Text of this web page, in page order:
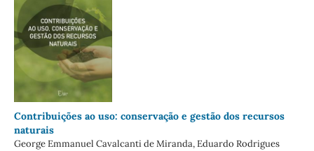
Contribuições ao uso: conservação e gestão dos recursos
naturais
George Emmanuel Cavalcanti de Miranda, Eduardo Rodrigues